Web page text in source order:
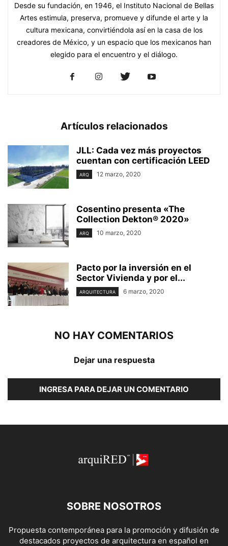
Desde su fundación, en 1946, el Instituto Nacional de Bellas
Artes estimula, preserva, promueve y difunde el arte y la
cultura mexicana, convirtiéndola así en la casa de los
creadores de México, y un espacio que los mexicanos han
elegido para el encuentro y el diálogo.
Artículos relacionados
JLL: Cada vez más proyectos
cuentan con certificación LEED
ARQ 12 marzo, 2020
Cosentino presenta «The
Collection Dekton® 2020»
ARQ 10 marzo, 2020
Pacto por la inversión en el
Sector Vivienda y por el...
ARQUITECTURA 6 marzo, 2020
NO HAY COMENTARIOS
Dejar una respuesta
INGRESA PARA DEJAR UN COMENTARIO
SOBRE NOSOTROS
Propuesta contemporánea para la promoción y difusión de
destacados proyectos de arquitectura en español en